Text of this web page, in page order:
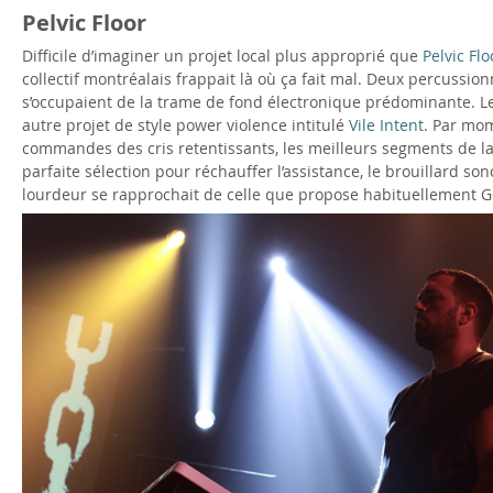
Pelvic Floor
Difficile d’imaginer un projet local plus approprié que Pelvic
collectif montréalais frappait là où ça fait mal. Deux
s’occupaient de la trame de fond électronique prédominante.
autre projet de style power violence intitulé Vile Intent. Par
commandes des cris retentissants, les meilleurs segments de
parfaite sélection pour réchauffer l’assistance, le brouillard
lourdeur se rapprochait de celle que propose habituellement
o
d
l
e